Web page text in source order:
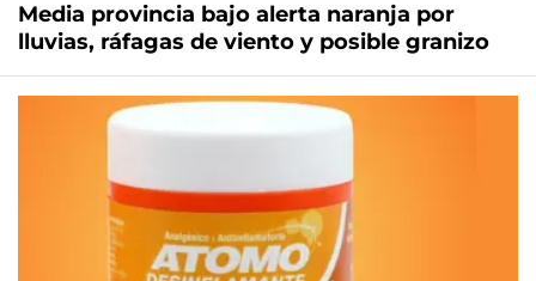
Media provincia bajo alerta naranja por
lluvias, ráfagas de viento y posible granizo